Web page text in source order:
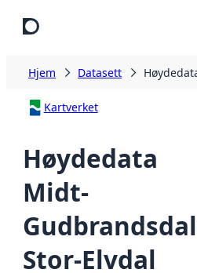
Hjem Datasett
Kartverket
Høydedata
Midt-
Stor-Elvdal